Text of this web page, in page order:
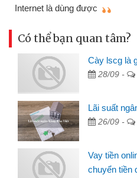
Internet là dùng được
Có thể bạn quan tâm?
Cày lscg là
28/09 -
Lãi suất
26/09 -
Vay tiền
chuyển tiền